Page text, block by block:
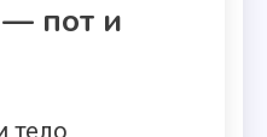
— пот и
тело